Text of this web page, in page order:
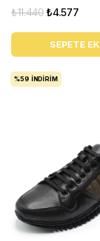
₺4.577
₺11.440
SEPETE
%59 İNDIRIM